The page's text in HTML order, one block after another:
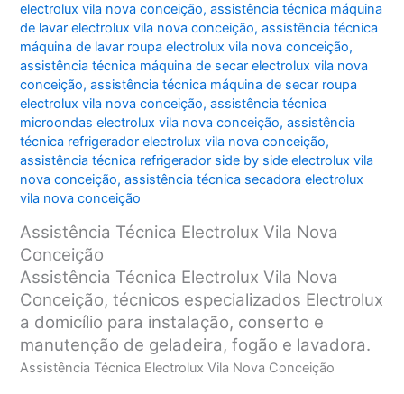
electrolux vila nova conceição,assistência técnica máquina
de lavar electrolux vila nova conceição,assistência técnica
máquina de lavar roupa electrolux vila nova conceição,
assistência técnica máquina de secar electrolux vila nova
conceição,assistência técnica máquina de secar roupa
electrolux vila nova conceição,assistência técnica
microondas electrolux vila nova conceição,assistência
técnica refrigerador electrolux vila nova conceição,
assistência técnica refrigerador side by side electrolux vila
nova conceição,assistência técnica secadora electrolux
vila nova conceição
Assistência Técnica Electrolux Vila Nova
Conceição
Assistência Técnica Electrolux Vila Nova
Conceição, técnicos especializados Electrolux
a domicílio para instalação, conserto e
manutenção de geladeira, fogão e lavadora.
Assistência Técnica Electrolux Vila Nova Conceição